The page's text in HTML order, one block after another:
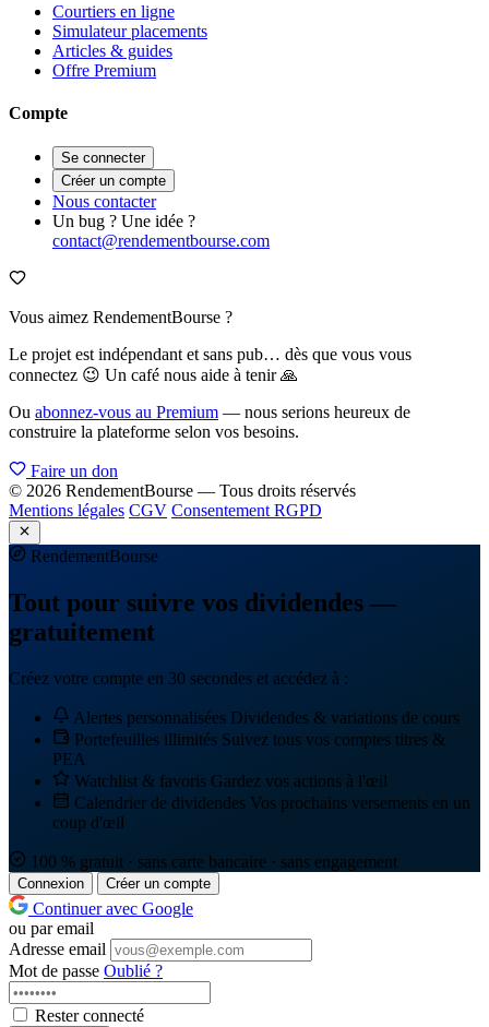
Courtiers en ligne
Simulateur placements
Articles & guides
Offre Premium
Compte
Se connecter
Créer un compte
Nous contacter
Un bug ? Une idée ?
contact@rendementbourse.com
Vous aimez RendementBourse ?
Le projet est indépendant et sans pub… dès que vous vous
connectez 😉 Un café nous aide à tenir 🙏
Ou abonnez-vous au Premium — nous serions heureux de
construire la plateforme selon vos besoins.
Faire un don
© 2026 RendementBourse — Tous droits réservés
Mentions légales CGV Consentement RGPD
RendementBourse
Tout pour suivre vos dividendes —
gratuitement
Créez votre compte en 30 secondes et accédez à :
Alertes personnalisées Dividendes & variations de cours
Portefeuilles illimités Suivez tous vos comptes titres &
PEA
Watchlist & favoris Gardez vos actions à l'œil
Calendrier de dividendes Vos prochains versements en un
coup d'œil
100 % gratuit · sans carte bancaire · sans engagement
Connexion Créer un compte
Continuer avec Google
ou par email
Adresse email
Mot de passe Oublié ?
Rester connecté